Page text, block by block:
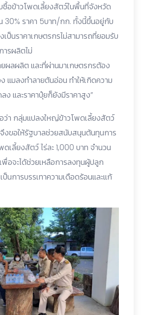
ซื้อข้าวโพดเลี้ยงสัตว์ในพื้นที่จังหวัด
30% ราคา 5บาท/กก. ทั้งนี้ขึ้นอยู่กับ
นราคาเกษตรกรไม่สามารถที่ยอมรับ
ารผลิตไม่
ผลผลิต และที่ผ่านมาเกษตรกรต้อง
แมลงทำลายต้นอ่อน ทำให้เกิดความ
ง และราคาปุ๋ยก็ยังมีราคาสูง”
ว่า กลุ่มแปลงใหญ่ข้าวโพดเลี้ยงสัตว์
ขอให้รัฐบาลช่วยสนับสนุนต้นทุนการ
เลี้ยงสัตว์ ไร่ละ 1,000 บาท จำนวน
พื่อจะได้ช่วยเหลือการลงทุนผู้ปลูก
นการบรรเทาความเดือดร้อนและแก้